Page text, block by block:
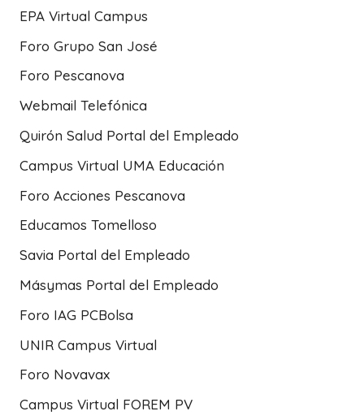
EPA Virtual Campus
Foro Grupo San José
Foro Pescanova
Webmail Telefónica
Quirón Salud Portal del Empleado
Campus Virtual UMA Educación
Foro Acciones Pescanova
Educamos Tomelloso
Savia Portal del Empleado
Másymas Portal del Empleado
Foro IAG PCBolsa
UNIR Campus Virtual
Foro Novavax
Campus Virtual FOREM PV